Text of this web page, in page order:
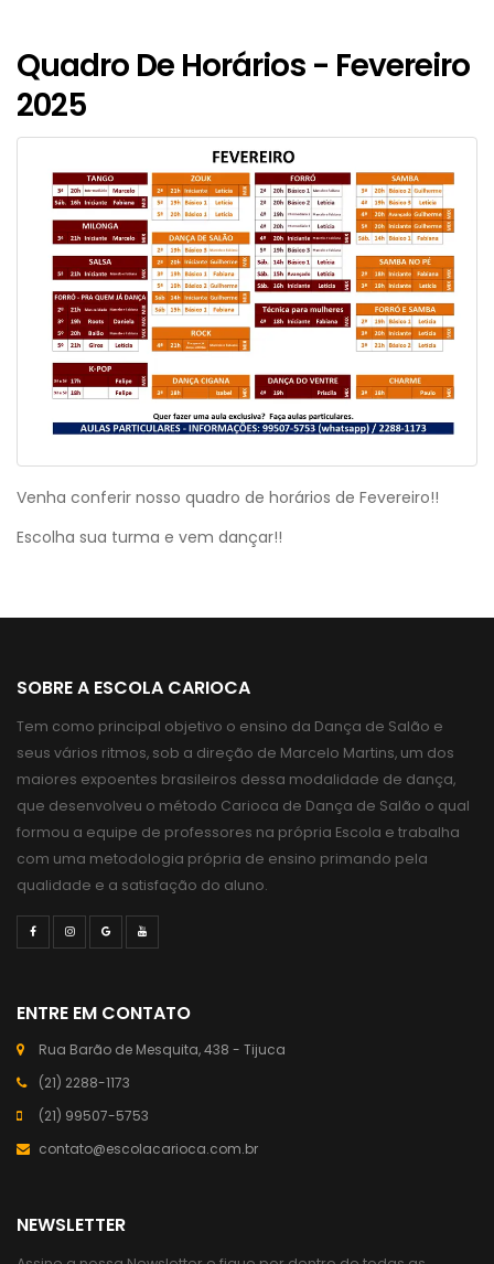
Quadro De Horários - Fevereiro
2025
Venha conferir nosso quadro de horários de Fevereiro!!
Escolha sua turma e vem dançar!!
SOBRE A ESCOLA CARIOCA
Tem como principal objetivo o ensino da Dança de Salão e
seus vários ritmos, sob a direção de Marcelo Martins, um dos
maiores expoentes brasileiros dessa modalidade de dança,
que desenvolveu o método Carioca de Dança de Salão o qual
formou a equipe de professores na própria Escola e trabalha
com uma metodologia própria de ensino primando pela
qualidade e a satisfação do aluno.
ENTRE EM CONTATO
Rua Barão de Mesquita, 438 - Tijuca
(21) 2288-1173
(21) 99507-5753
contato@escolacarioca.com.br
NEWSLETTER